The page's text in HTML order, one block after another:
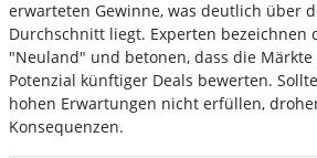
erwarteten Gewinne, was deutlich über
Durchschnitt liegt. Experten bezeichnen
"Neuland" und betonen, dass die
Potenzial künftiger Deals bewerten.
hohen Erwartungen nicht erfüllen,
Konsequenzen.